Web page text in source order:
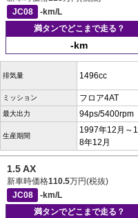
JC08
-km/L
満タンでどこまで走る？
-km
排気量 1496cc
ミッション フロア4AT
最大出力 94ps/5400rpm
生産期間
1997年12月～
8年12月
1.5 AX
新車時価格110.5万円(税抜)
JC08
-km/L
満タンでどこまで走る？